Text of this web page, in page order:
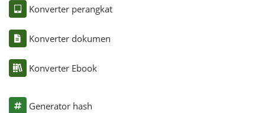
Konverter perangkat
Konverter dokumen
Konverter Ebook
Generator hash